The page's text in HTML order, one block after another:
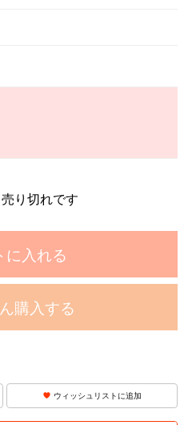
り切れです
に入れる
購入する
ウィッシュリストに追加